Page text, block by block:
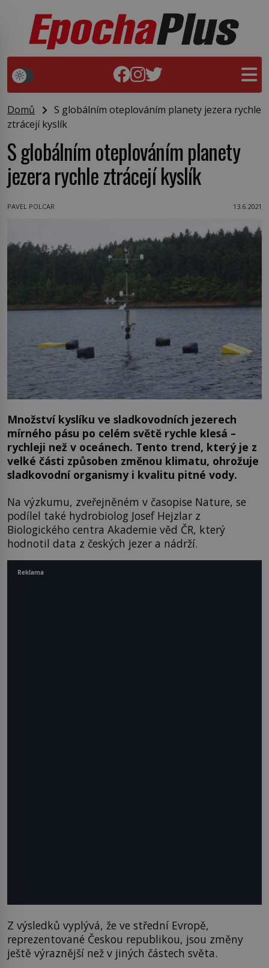
Domů
S globálním oteplováním planety jezera rychle
ztrácejí kyslík
S globálním oteplováním planety
jezera rychle ztrácejí kyslík
PAVEL POLCAR 13.6.2021
Množství kyslíku ve sladkovodních jezerech
mírného pásu po celém světě rychle klesá –
rychleji než v oceánech. Tento trend, který je z
velké části způsoben změnou klimatu, ohrožuje
sladkovodní organismy i kvalitu pitné vody.
Na výzkumu, zveřejněném v časopise Nature, se
podílel také hydrobiolog Josef Hejzlar z
Biologického centra Akademie věd ČR, který
hodnotil data z českých jezer a nádrží.
Z výsledků vyplývá, že ve střední Evropě,
reprezentované Českou republikou, jsou změny
ještě výraznější než v jiných částech světa.
Reklama